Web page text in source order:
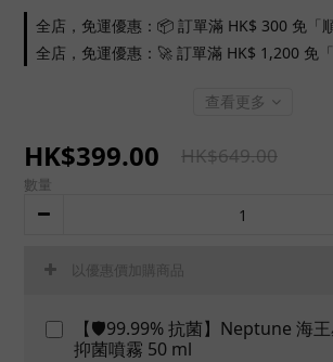
全店，免運優惠：📦 訂單滿 HK$ 300 免「
全店，免運優惠：🚀 訂單滿 HK$ 1,200 免「
查看更多
HK$399.00 HK$649.00
數量
以優惠價加購商品
【🛡️99.99% 抗菌】Neptune 海
抑菌噴霧 50 ml